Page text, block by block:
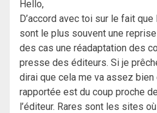
Hello,
D’accord avec toi sur le fait
sont le plus souvent une
des cas une réadaptation des
presse des éditeurs. Si je
dirai que cela me va assez
rapportée est du coup proche
l’éditeur. Rares sont les sites